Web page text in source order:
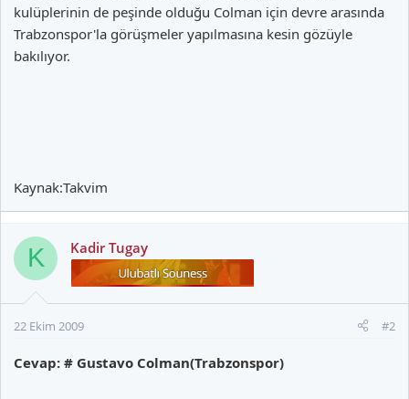
kulüplerinin de peşinde olduğu Colman için devre arasında
Trabzonspor'la görüşmeler yapılmasına kesin gözüyle
bakılıyor.
Kaynak:Takvim
K Kadir Tugay
22 Ekim 2009 #2
Cevap: # Gustavo Colman(Trabzonspor)